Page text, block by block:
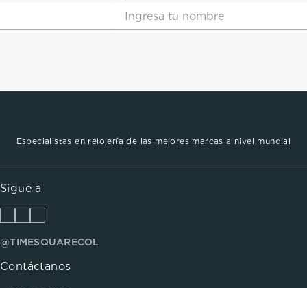
Especialistas en relojería de las mejores marcas a nivel mundial
Sigue a
@TIMESQUARECOL
Contáctanos